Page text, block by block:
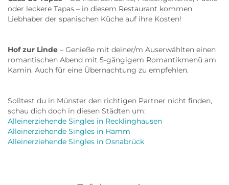
oder leckere Tapas – in diesem Restaurant kommen
Liebhaber der spanischen Küche auf ihre Kosten!
Hof zur Linde – Genieße mit deiner/m Auserwählten einen
romantischen Abend mit 5-gängigem Romantikmenü am
Kamin. Auch für eine Übernachtung zu empfehlen.
Solltest du in Münster den richtigen Partner nicht finden,
schau dich doch in diesen Städten um:
Alleinerziehende Singles in Recklinghausen
Alleinerziehende Singles in Hamm
Alleinerziehende Singles in Osnabrück